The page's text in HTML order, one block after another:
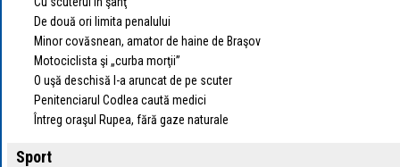
De două ori limita penalului
Minor covăsnean, amator de haine de Braşov
Motociclista şi „curba morţii”
O uşă deschisă l-a aruncat de pe scuter
Penitenciarul Codlea caută medici
Întreg oraşul Rupea, fără gaze naturale
Sport